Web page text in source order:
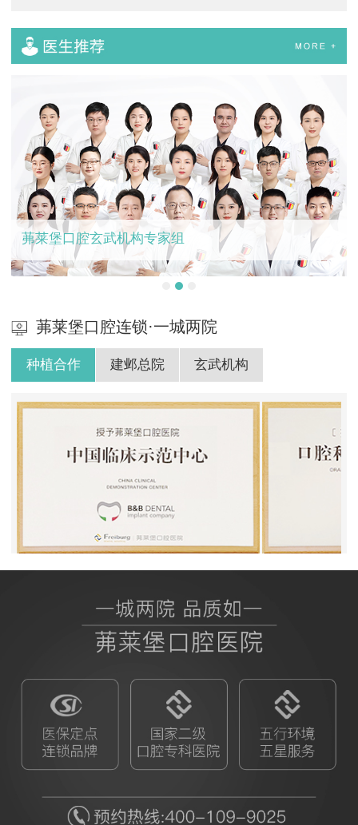
茀莱堡口腔玄武机构专家组
茀莱堡口腔连锁·一城两院
种植合作 建邺总院 玄武机构
BB授权茀莱堡口腔医院 ITI授